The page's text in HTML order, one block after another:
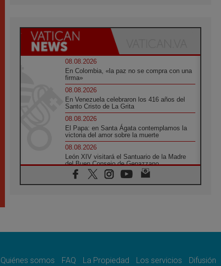
08.08.2026
En Colombia, «la paz no se compra con una
firma»
08.08.2026
En Venezuela celebraron los 416 años del
Santo Cristo de La Grita
08.08.2026
El Papa: en Santa Ágata contemplamos la
victoria del amor sobre la muerte
08.08.2026
León XIV visitará el Santuario de la Madre
del Buen Consejo de Genazzano
07.08.2026
Filipinas: el Vicariato Apostólico de Calapán
07.08.2026
07.08.2026
Quiénes somos FAQ La Propiedad Los servicios Difusión